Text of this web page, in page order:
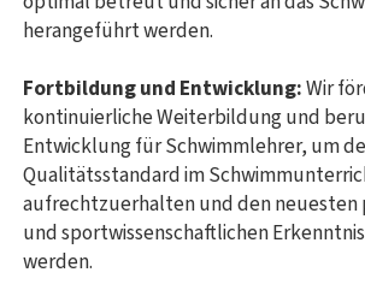
herangeführt werden.
Fortbildung und Entwicklung:Wir
kontinuierliche Weiterbildung und
Entwicklung für Schwimmlehrer, um
Qualitätsstandard im
aufrechtzuerhalten und den neuesten
und sportwissenschaftlichen
werden.